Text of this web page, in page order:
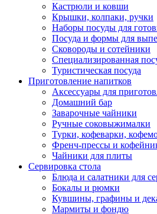
Кастрюли и ковши
Крышки, колпаки, ручки
Наборы посуды для
Посуда и формы для
Сковороды и сотейники
Специализированная
Туристическая посуда
Приготовление напитков
Аксессуары для
Домашний бар
Заварочные чайники
Ручные соковыжималки
Турки, кофеварки,
Френч-прессы и
Чайники для плиты
Сервировка стола
Блюда и салатники для
Бокалы и рюмки
Кувшины, графины и
Мармиты и фондю